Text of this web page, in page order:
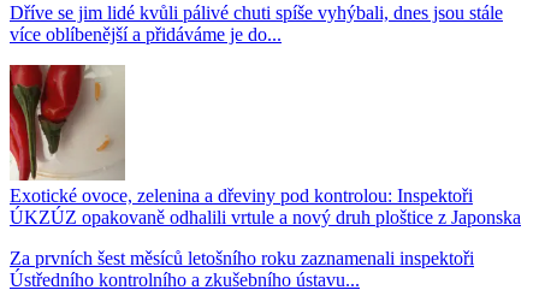
Dříve se jim lidé kvůli pálivé chuti spíše vyhýbali, dnes jsou stále
více oblíbenější a přidáváme je do...
Exotické ovoce, zelenina a dřeviny pod kontrolou: Inspektoři
ÚKZÚZ opakovaně odhalili vrtule a nový druh ploštice z Japonska
Za prvních šest měsíců letošního roku zaznamenali inspektoři
Ústředního kontrolního a zkušebního ústavu...